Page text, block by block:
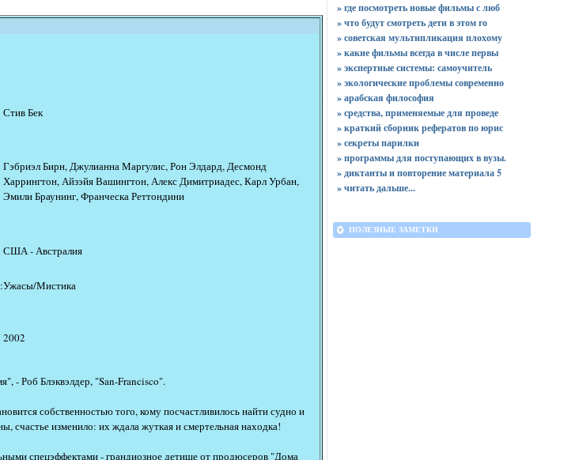
Стив Бек
Гэбриэл Бирн, Джулианна Маргулис, Рон Элдард, Десмонд
Харрингтон, Айзэйя Вашингтон, Алекс Димитриадес, Карл Урбан,
Эмили Браунинг, Франческа Реттондини
США - Австралия
Ужасы/Мистика
2002
- Роб Блэквэлдер, "San-Francisco".
собственностью того, кому посчастливилось найти судно и
счастье изменило: их ждала жуткая и смертельная находка!
спецэффектами - грандиозное детище от продюсеров "Дома
» где посмотреть новые фильмы с люб
» что будут смотреть дети в этом го
» советская мультипликация плохому
» какие фильмы всегда в числе первы
» экспертные системы: самоучитель
» экологические проблемы современно
» арабская философия
» средства, применяемые для проведе
» краткий сборник рефератов по юрис
» секреты парилки
» программы для поступающих в вузы.
» диктанты и повторение материала 5
»читать дальше...
ПОЛЕЗНЫЕ ЗАМЕТКИ